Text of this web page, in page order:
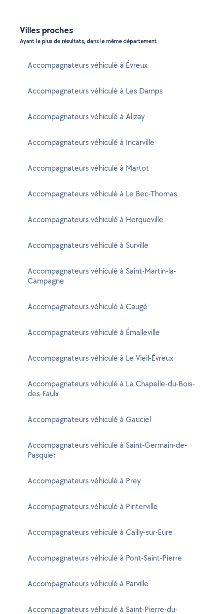
Villes proches
Ayant le plus de résultats, dans le même département
Accompagnateurs véhiculé à Évreux
Accompagnateurs véhiculé à Les Damps
Accompagnateurs véhiculé à Alizay
Accompagnateurs véhiculé à Incarville
Accompagnateurs véhiculé à Martot
Accompagnateurs véhiculé à Le Bec-Thomas
Accompagnateurs véhiculé à Herqueville
Accompagnateurs véhiculé à Surville
Accompagnateurs véhiculé à Saint-Martin-la-
Campagne
Accompagnateurs véhiculé à Caugé
Accompagnateurs véhiculé à Émalleville
Accompagnateurs véhiculé à Le Vieil-Évreux
Accompagnateurs véhiculé à La Chapelle-du-Bois-
des-Faulx
Accompagnateurs véhiculé à Gauciel
Accompagnateurs véhiculé à Saint-Germain-de-
Pasquier
Accompagnateurs véhiculé à Prey
Accompagnateurs véhiculé à Pinterville
Accompagnateurs véhiculé à Cailly-sur-Eure
Accompagnateurs véhiculé à Pont-Saint-Pierre
Accompagnateurs véhiculé à Parville
Accompagnateurs véhiculé à Saint-Pierre-du-